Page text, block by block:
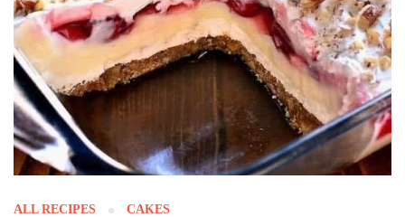
ALL RECIPES CAKES